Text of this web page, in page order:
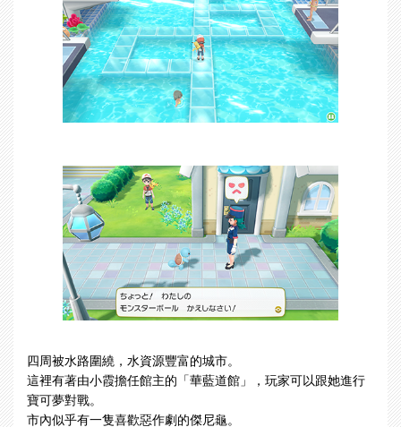
四周被水路圍繞，水資源豐富的城市。
這裡有著由小霞擔任館主的「華藍道館」，玩家可以跟她進行
寶可夢對戰。
市內似乎有一隻喜歡惡作劇的傑尼龜。